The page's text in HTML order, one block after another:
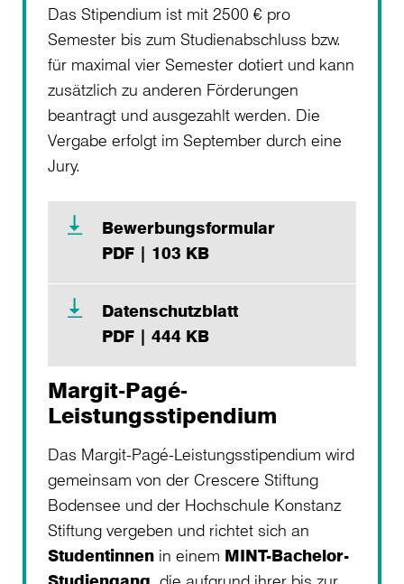
Das Stipendium ist mit 2500 € pro
Semester bis zum Studienabschluss bzw.
für maximal vier Semester dotiert und kann
zusätzlich zu anderen Förderungen
beantragt und ausgezahlt werden. Die
Vergabe erfolgt im September durch eine
Jury.
Bewerbungsformular
PDF | 103 KB
Datenschutzblatt
PDF | 444 KB
Margit-Pagé-
Leistungsstipendium
Das Margit-Pagé-Leistungsstipendium wird
gemeinsam von der Crescere Stiftung
Bodensee und der Hochschule Konstanz
Stiftung vergeben und richtet sich an
Studentinnen in einem MINT-Bachelor-